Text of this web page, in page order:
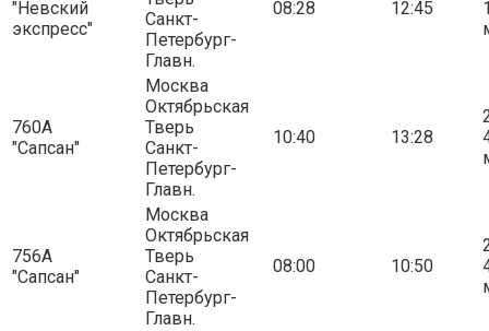
"Невский
экспресс"
Санкт-
Петербург-
Главн.
08:28 12:45
760А
"Сапсан"
Москва
Октябрьская
Тверь
Санкт-
Петербург-
Главн.
10:40 13:28
756А
"Сапсан"
Москва
Октябрьская
Тверь
Санкт-
Петербург-
Главн.
08:00 10:50